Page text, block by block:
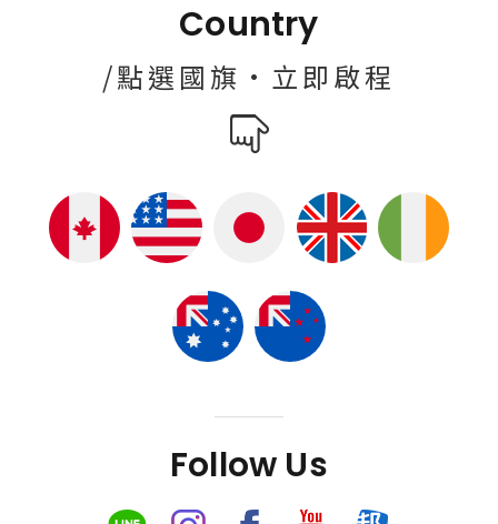
Country
/點選國旗·立即啟程
Follow Us